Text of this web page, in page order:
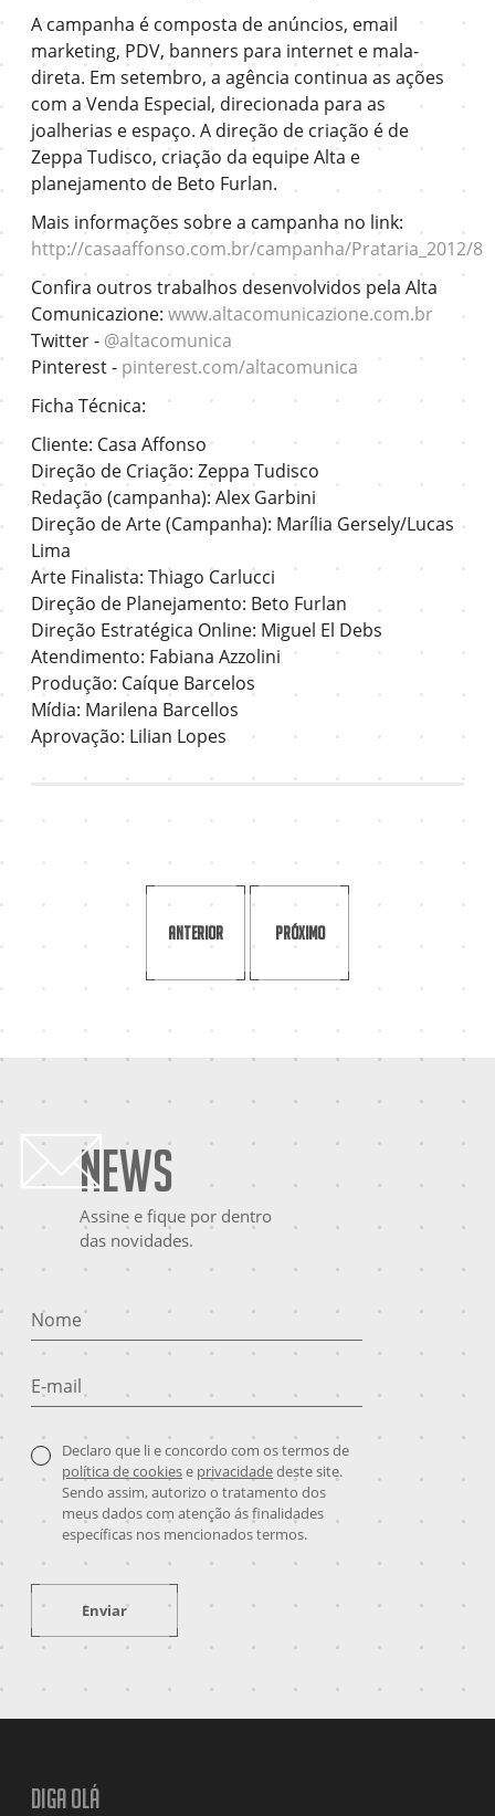
A campanha é composta de anúncios, email
marketing, PDV, banners para internet e mala-
direta. Em setembro, a agência continua as ações
com a Venda Especial, direcionada para as
joalherias e espaço. A direção de criação é de
Zeppa Tudisco, criação da equipe Alta e
planejamento de Beto Furlan.
Mais informações sobre a campanha no link:
http://casaaffonso.com.br/campanha/Prataria_2012/8
Confira outros trabalhos desenvolvidos pela Alta
Comunicazione: www.altacomunicazione.com.br
Twitter - @altacomunica
Pinterest - pinterest.com/altacomunica
Ficha Técnica:
Cliente: Casa Affonso
Direção de Criação: Zeppa Tudisco
Redação (campanha): Alex Garbini
Direção de Arte (Campanha): Marília Gersely/Lucas
Lima
Arte Finalista: Thiago Carlucci
Direção de Planejamento: Beto Furlan
Direção Estratégica Online: Miguel El Debs
Atendimento: Fabiana Azzolini
Produção: Caíque Barcelos
Mídia: Marilena Barcellos
Aprovação: Lilian Lopes
Anterior Próximo
News
Assine e fique por dentro
das novidades.
Nome
E-mail
Declaro que li e concordo com os termos de
política de cookiese privacidadedeste site.
Sendo assim, autorizo o tratamento dos
meus dados com atenção ás finalidades
específicas nos mencionados termos.
Enviar
Diga olá